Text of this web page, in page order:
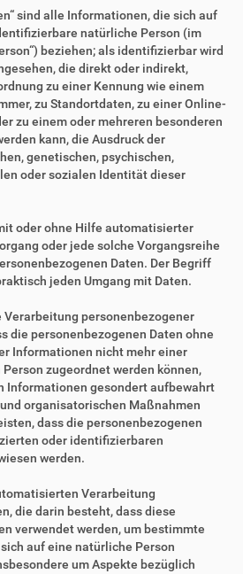
sind alle Informationen, die sich auf
natürliche Person (im
beziehen; als identifizierbar wird
die direkt oder indirekt,
zu einer Kennung wie einem
zu Standortdaten, zu einer Online-
zu einem oder mehreren besonderen
kann, die Ausdruck der
genetischen, psychischen,
oder sozialen Identität dieser
oder ohne Hilfe automatisierter
oder jede solche Vorgangsreihe
Daten. Der Begriff
jeden Umgang mit Daten.
Verarbeitung personenbezogener
die personenbezogenen Daten ohne
Informationen nicht mehr einer
zugeordnet werden können,
Informationen gesondert aufbewahrt
organisatorischen Maßnahmen
dass die personenbezogenen
oder identifizierbaren
werden.
Verarbeitung
die darin besteht, dass diese
verwendet werden, um bestimmte
auf eine natürliche Person
um Aspekte bezüglich